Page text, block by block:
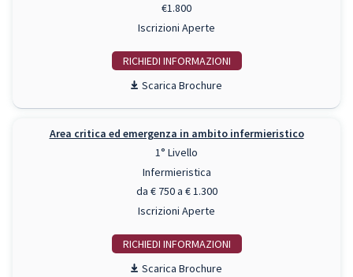
€1.800
Iscrizioni Aperte
RICHIEDI INFO
Scarica Brochure
Area critica ed emergenza in ambito infermieristico
1° Livello
Infermieristica
da € 750 a € 1.300
Iscrizioni Aperte
RICHIEDI INFO
Scarica Brochure